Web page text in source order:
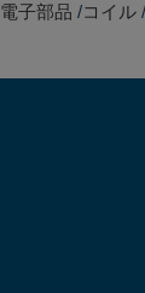
電子部品 コイル